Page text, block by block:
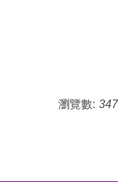
瀏覽數: 347